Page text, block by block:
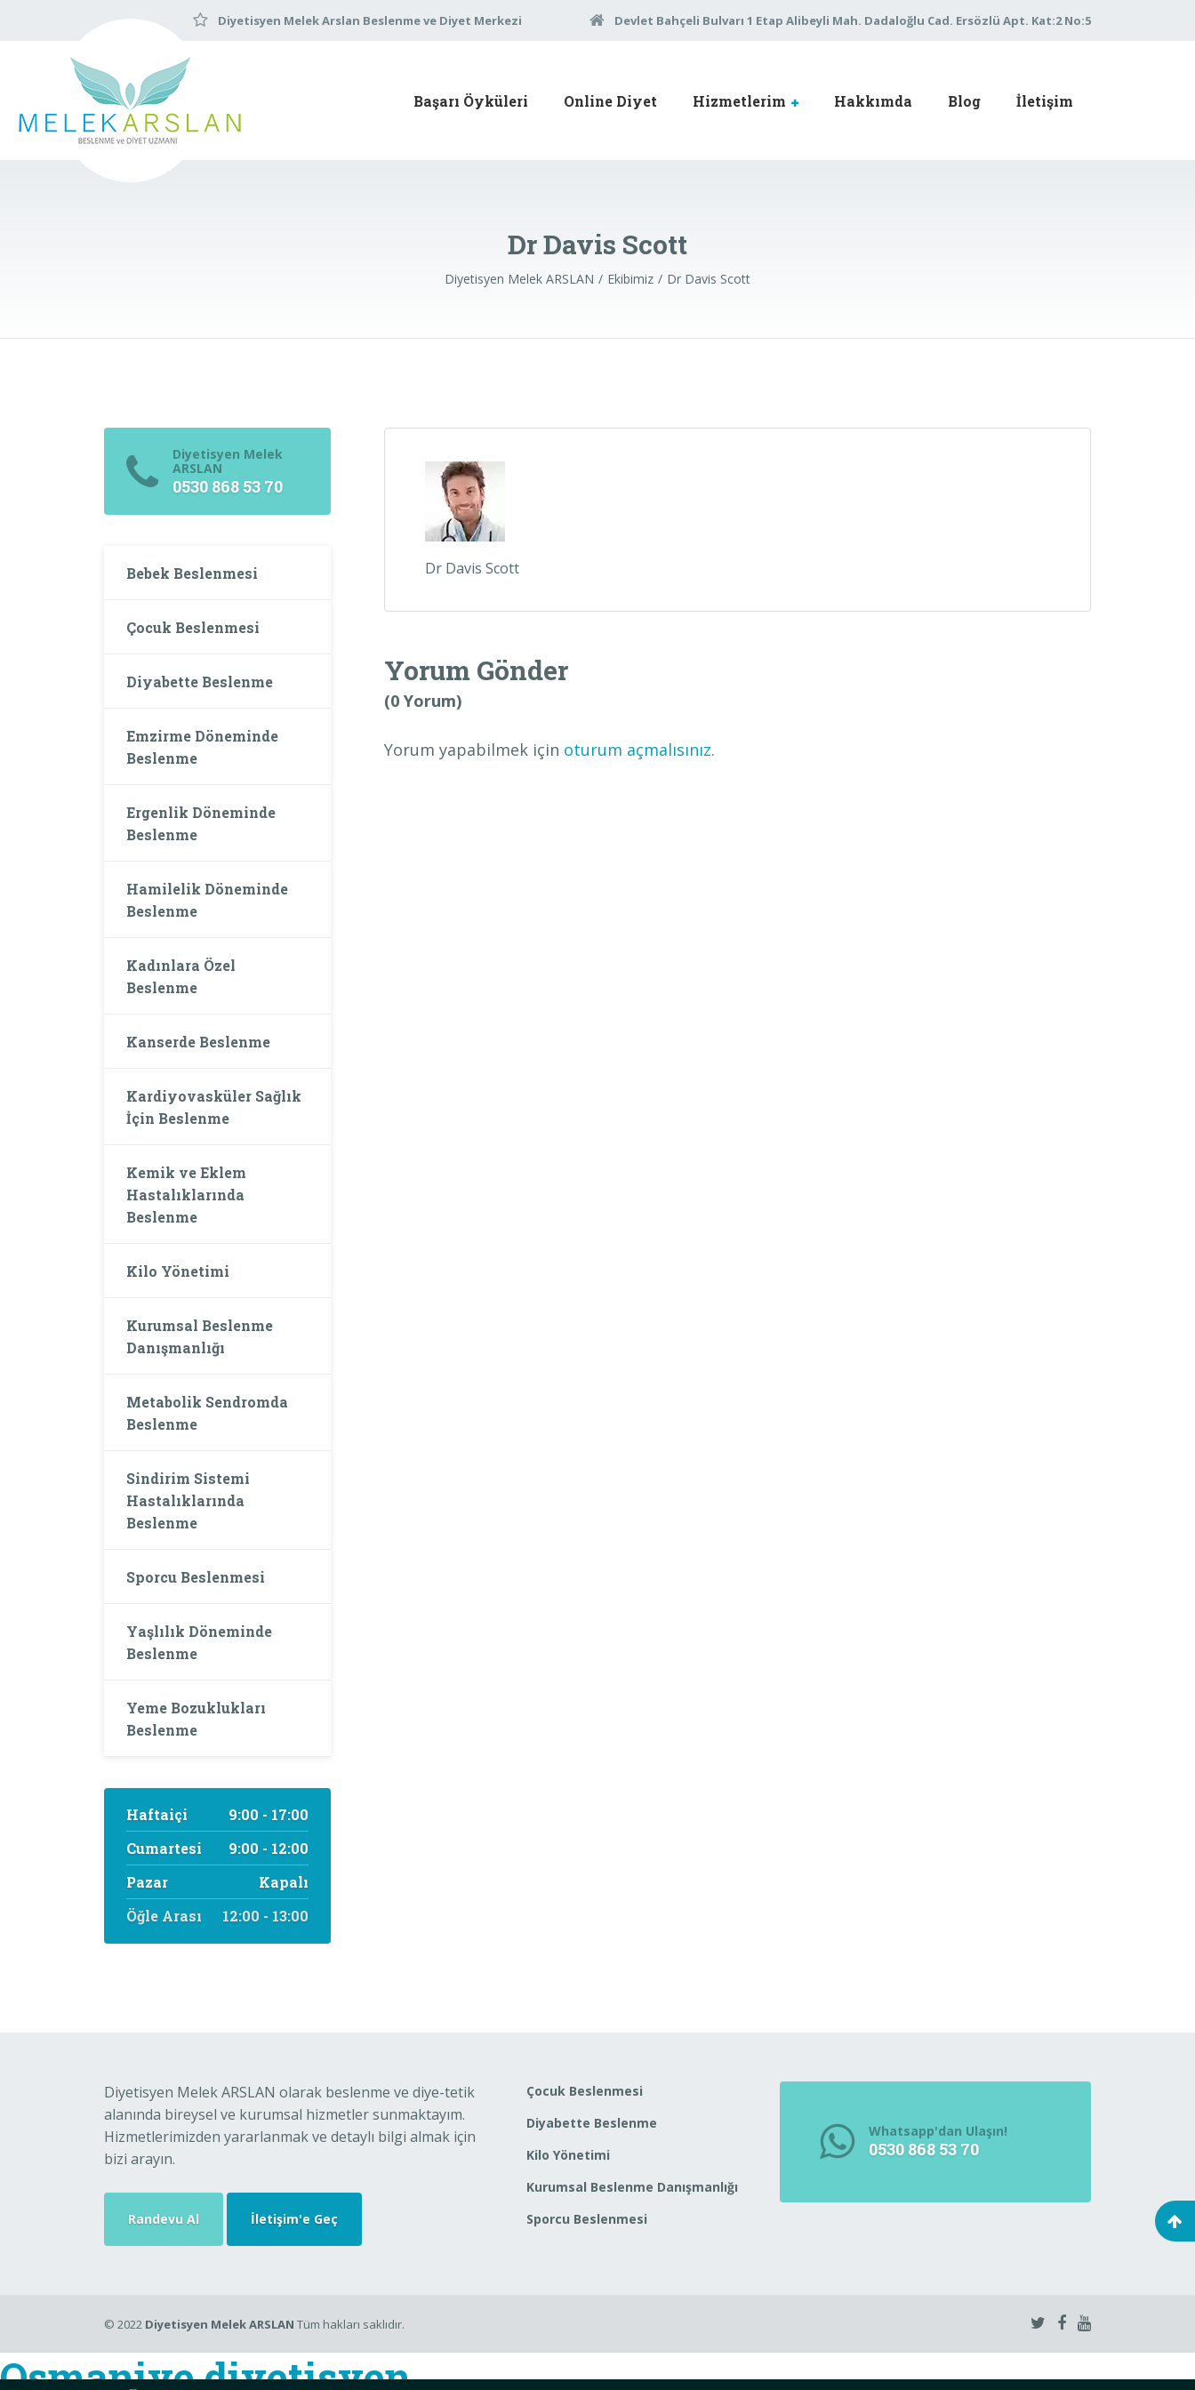
Diyetisyen Melek Arslan Beslenme ve Diyet Merkezi Devlet Bahçeli Bulvarı 1 Etap Alibeyli Mah. Dadaloğlu Cad. Ersözlü Apt. Kat:2 No:5
Başarı Öyküleri Online Diyet Hizmetlerim Hakkımda Blog İletişim
Dr Davis Scott
Diyetisyen Melek ARSLAN Ekibimiz Dr Davis Scott
Dr Davis Scott
Yorum Gönder
(0 Yorum)
Yorum yapabilmek için oturum açmalısınız.
Diyetisyen Melek
ARSLAN
0530 868 53 70
Bebek Beslenmesi
Çocuk Beslenmesi
Diyabette Beslenme
Emzirme Döneminde
Beslenme
Ergenlik Döneminde
Beslenme
Hamilelik Döneminde
Beslenme
Kadınlara Özel
Beslenme
Kanserde Beslenme
Kardiyovasküler Sağlık
İçin Beslenme
Kemik ve Eklem
Hastalıklarında
Beslenme
Kilo Yönetimi
Kurumsal Beslenme
Danışmanlığı
Metabolik Sendromda
Beslenme
Sindirim Sistemi
Hastalıklarında
Beslenme
Sporcu Beslenmesi
Yaşlılık Döneminde
Beslenme
Yeme Bozuklukları
Beslenme
Haftaiçi
9:00 - 17:00
Cumartesi
9:00 - 12:00
Pazar
Kapalı
Öğle Arası
12:00 - 13:00
Diyetisyen Melek ARSLAN olarak beslenme ve diye-tetik
alanında bireysel ve kurumsal hizmetler sunmaktayım.
Hizmetlerimizden yararlanmak ve detaylı bilgi almak için
bizi arayın.
Randevu Al İletişim'e Geç
Çocuk Beslenmesi
Diyabette Beslenme
Kilo Yönetimi
Kurumsal Beslenme Danışmanlığı
Sporcu Beslenmesi
Whatsapp'dan Ulaşın!
0530 868 53 70
© 2022 Diyetisyen Melek ARSLAN Tüm hakları saklıdır.
Osmaniye diyetisyen